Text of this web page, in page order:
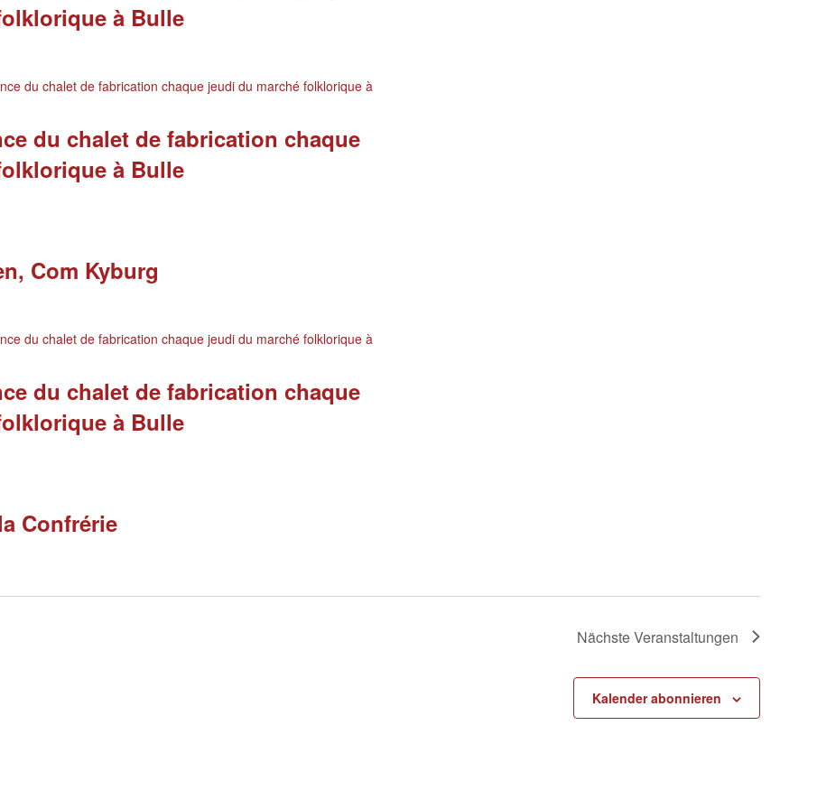
à Bulle
du chalet de fabrication chaque
à Bulle
du chalet de fabrication chaque jeudi du marché folklorique à
Com Kyburg
du chalet de fabrication chaque
à Bulle
du chalet de fabrication chaque jeudi du marché folklorique à
Confrérie
NächsteVeranstaltungen
Kalender abonnieren